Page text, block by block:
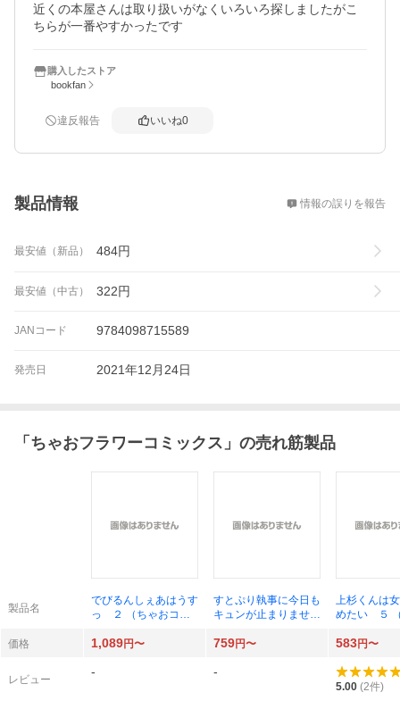
近くの本屋さんは取り扱いがなくいろいろ探しましたがこ
ちらが一番やすかったです
購入したストア
bookfan
違反報告 いいね0
製品情報 情報の誤りを報告
最安値（新品） 484円
最安値（中古） 322円
JANコード 9784098715589
発売日 2021年12月24日
「 ちゃおフラワーコミックス 」の売れ筋製品
製品名
でびるんしぇあはうす
っ ２ （ちゃおコミ
桜庭あも／著 ＡＮＹ
監修
すとぷり執事に今日も
キュンが止まりませ
ミックススペシャル）
Ｒ Ｂｏｏｋｓ／監修
上杉くんは
めたい ５
やぶうち優
価格 1,089円〜 759円〜 583円〜
レビュー
- -
5.00 (2件)